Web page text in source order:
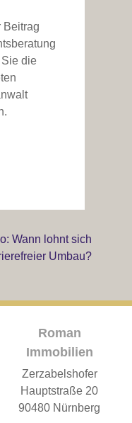
Beitrag
die
Wann lohnt sich
Umbau?
Roman
Immobilien
Zerzabelshofer
Hauptstraße 20
90480 Nürnberg